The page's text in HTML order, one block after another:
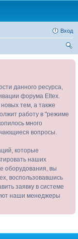
Вход
данного ресурса,
форума Eltex.
тем, а также
работу в "режиме
много
вопросы.
которые
наших
оборудования, вы
воспользовавшись
заявку в системе
наши менеджеры